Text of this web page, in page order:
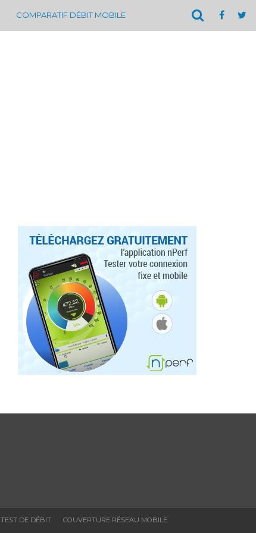
COMPARATIF DÉBIT MOBILE
TEST DE DÉBIT
COUVERTURE RÉSEAU MOBILE